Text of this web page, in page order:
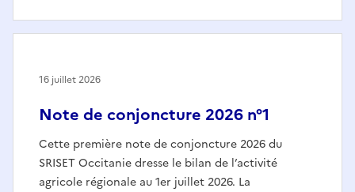
Note de conjoncture 2026 n°1
Cette première note de conjoncture 2026 du
SRISET Occitanie dresse le bilan de l’activité
agricole régionale au 1er juillet 2026. La
16 juillet 2026